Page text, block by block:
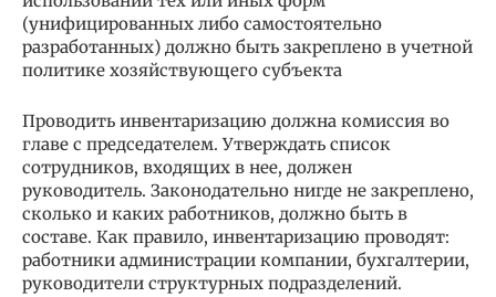
(унифицированных либо самостоятельно
разработанных) должно быть закреплено в учетной
политике хозяйствующего субъекта
Проводить инвентаризацию должна комиссия во
главе с председателем. Утверждать список
сотрудников, входящих в нее, должен
руководитель. Законодательно нигде не закреплено,
сколько и каких работников, должно быть в
составе. Как правило, инвентаризацию проводят:
работники администрации компании, бухгалтерии,
руководители структурных подразделений.